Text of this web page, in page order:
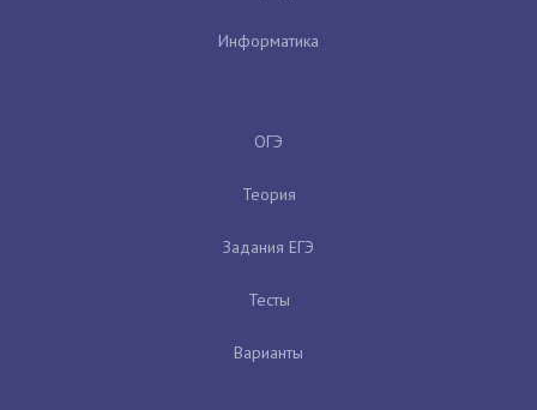
Информатика
ОГЭ
Теория
Задания ЕГЭ
Тесты
Варианты